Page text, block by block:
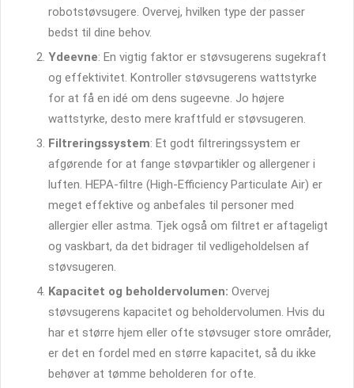
robotstøvsugere. Overvej, hvilken type der passer
bedst til dine behov.
Ydeevne: En vigtig faktor er støvsugerens sugekraft
og effektivitet. Kontroller støvsugerens wattstyrke
for at få en idé om dens sugeevne. Jo højere
wattstyrke, desto mere kraftfuld er støvsugeren.
Filtreringssystem: Et godt filtreringssystem er
afgørende for at fange støvpartikler og allergener i
luften. HEPA-filtre (High-Efficiency Particulate Air) er
meget effektive og anbefales til personer med
allergier eller astma. Tjek også om filtret er aftageligt
og vaskbart, da det bidrager til vedligeholdelsen af
støvsugeren.
Kapacitet og beholdervolumen: Overvej
støvsugerens kapacitet og beholdervolumen. Hvis du
har et større hjem eller ofte støvsuger store områder,
er det en fordel med en større kapacitet, så du ikke
behøver at tømme beholderen for ofte.